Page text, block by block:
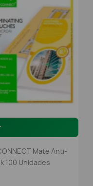
Mate Anti-
100 Unidades